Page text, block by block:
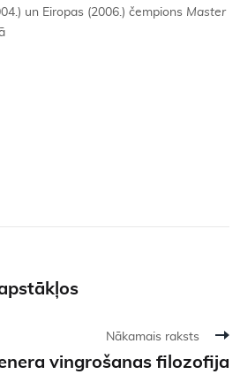
un Eiropas (2006.) čempions Master
Nākamais raksts
vingrošanas filozofija